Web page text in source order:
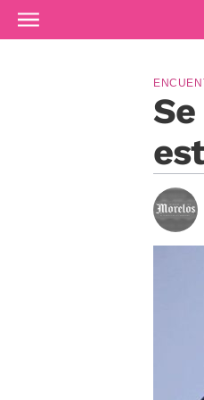
Ir al contenido principal